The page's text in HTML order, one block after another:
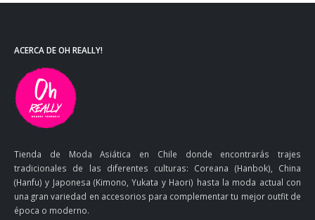
ACERCA DE OH REALLY!
Tienda de Moda Asiática en Chile donde encontrarás trajes
tradicionales de las diferentes culturas: Coreana (Hanbok), China
(Hanfu) y Japonesa (Kimono, Yukata y Haori) hasta la moda actual con
una gran variedad en accesorios para complementar tu mejor outfit de
época o moderno.